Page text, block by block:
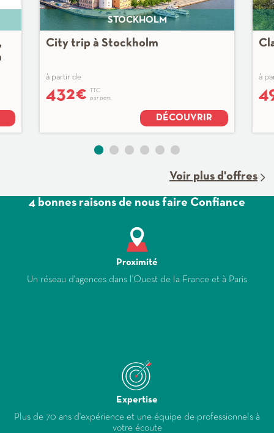
STOCKHOLM
City trip à Stockholm
à partir de
432€
TTC
par pers.
DÉCOUVRIR
à
Voir plus d'offres
4 bonnes raisons de nous faire Confiance
Proximité
Un réseau d'agences dans l'Ouest de la France et à Paris
Expertise
Plus de 70 ans d'expérience et une équipe de professionnels à
votre écoute